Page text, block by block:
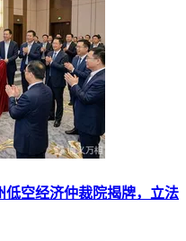
低空经济仲裁院揭牌，立法